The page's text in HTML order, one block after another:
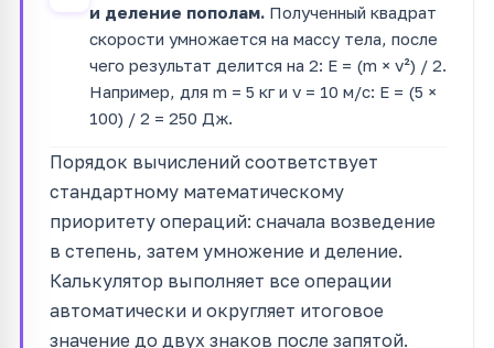
и деление пополам. Полученный квадрат
скорости умножается на массу тела, после
чего результат делится на 2: E = (m × v²) / 2.
Например, для m = 5 кг и v = 10 м/с: E = (5 ×
100) / 2 = 250 Дж.
Порядок вычислений соответствует
стандартному математическому
приоритету операций: сначала возведение
в степень, затем умножение и деление.
Калькулятор выполняет все операции
автоматически и округляет итоговое
значение до двух знаков после запятой.